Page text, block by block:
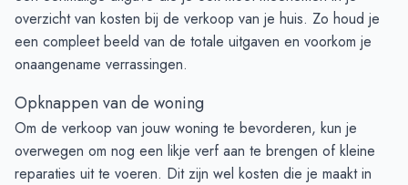
overzicht van kosten bij de verkoop van je huis. Zo houd je
een compleet beeld van de totale uitgaven en voorkom je
onaangename verrassingen.
Opknappen van de woning
Om de verkoop van jouw woning te bevorderen, kun je
overwegen om nog een likje verf aan te brengen of kleine
reparaties uit te voeren. Dit zijn wel kosten die je maakt in